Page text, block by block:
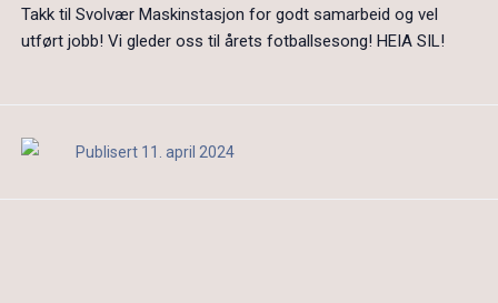
Takk til Svolvær Maskinstasjon for godt samarbeid og vel
utført jobb! Vi gleder oss til årets fotballsesong! HEIA SIL!
Publisert 11. april 2024